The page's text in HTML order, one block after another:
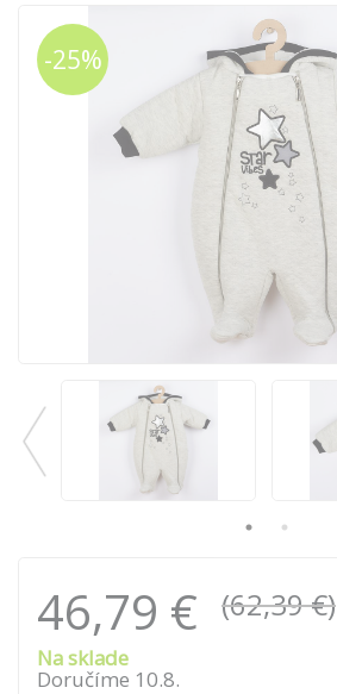
-25%
46,79 € (62,39 €)
Na sklade
Doručíme 10.8.